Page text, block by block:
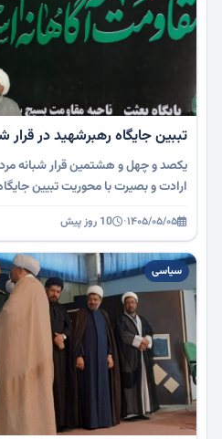
تببین جایگاه رهبرشهید در قرار
یکصد و چهل و هشتمین قرار شبانه
ارادت و بصیرت با محوریت تبیین
۱۴۰۵/۰۵/۰۵· 10 روز پیش
سیاسی